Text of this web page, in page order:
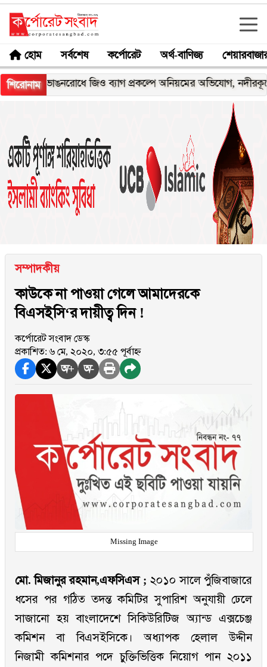
হোম সর্বশেষ কর্পোরেট অর্থ-বাণিজ্য
শিরোনাম
ভাঙনরোধে জিও ব্যাগ প্রকল্পে অনিয়মের অভিযোগ, নদীরকূলে
সম্পাদকীয়
কাউকে না পাওয়া গেলে আমাদেরকে
বিএসইসি‘র দায়ীত্ব দিন !
কর্পোরেট সংবাদ ডেস্ক
প্রকাশিত: ৬ মে, ২০২০, ৩:৫৫ পূর্বাহ্ন
অ+ অ-
Missing Image
মো. মিজানুর রহমান,এফসিএস ; ২০১০ সালে পুঁজিবাজারে
ধসের পর গঠিত তদন্ত কমিটির সুপারিশ অনুযায়ী ঢেলে
সাজানো হয় বাংলাদেশে সিকিউরিটিজ অ্যান্ড এক্সচেঞ্জ
কমিশন বা বিএসইসিকে। অধ্যাপক হেলাল উদ্দীন
নিজামী কমিশনার পদে চুক্তিভিত্তিক নিয়োগ পান ২০১১